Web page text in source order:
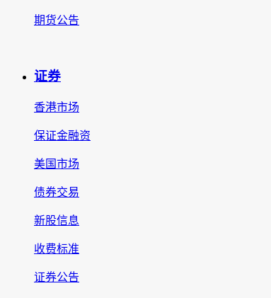
期货公告
证券
香港市场
保证金融资
美国市场
债券交易
新股信息
收费标准
证券公告